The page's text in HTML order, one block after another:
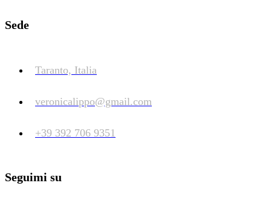
Sede
Taranto, Italia
veronicalippo@gmail.com
+39 392 706 9351
Seguimi su